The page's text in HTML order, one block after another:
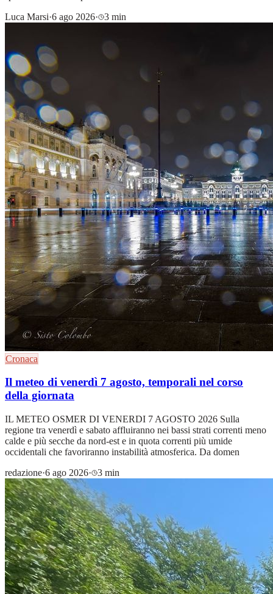
Luca Marsi·6 ago 2026· 3 min
Cronaca
Il meteo di venerdì 7 agosto, temporali nel corso
della giornata
IL METEO OSMER DI VENERDI 7 AGOSTO 2026 Sulla
regione tra venerdì e sabato affluiranno nei bassi strati correnti meno
calde e più secche da nord-est e in quota correnti più umide
occidentali che favoriranno instabilità atmosferica. Da domen
redazione·6 ago 2026· 3 min